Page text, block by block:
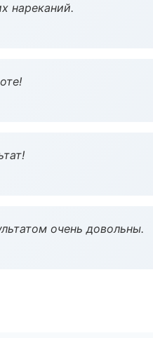
нареканий.
очень довольны.